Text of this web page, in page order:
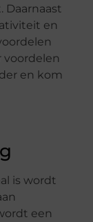
Daarnaast
en
voordelen
en kom
is wordt
een